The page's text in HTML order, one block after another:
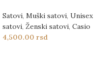
Satovi, Muški satovi, Unisex
satovi, Ženski satovi, Casio
4,500.00 rsd